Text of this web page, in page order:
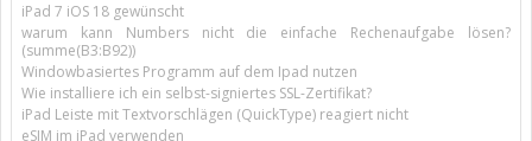
iPad 7 iOS 18 gewünscht
warum kann Numbers nicht die einfache Rechenaufgabe lösen?
(summe(B3:B92))
Windowbasiertes Programm auf dem Ipad nutzen
Wie installiere ich ein selbst-signiertes SSL-Zertifikat?
iPad Leiste mit Textvorschlägen (QuickType) reagiert nicht
eSIM im iPad verwenden